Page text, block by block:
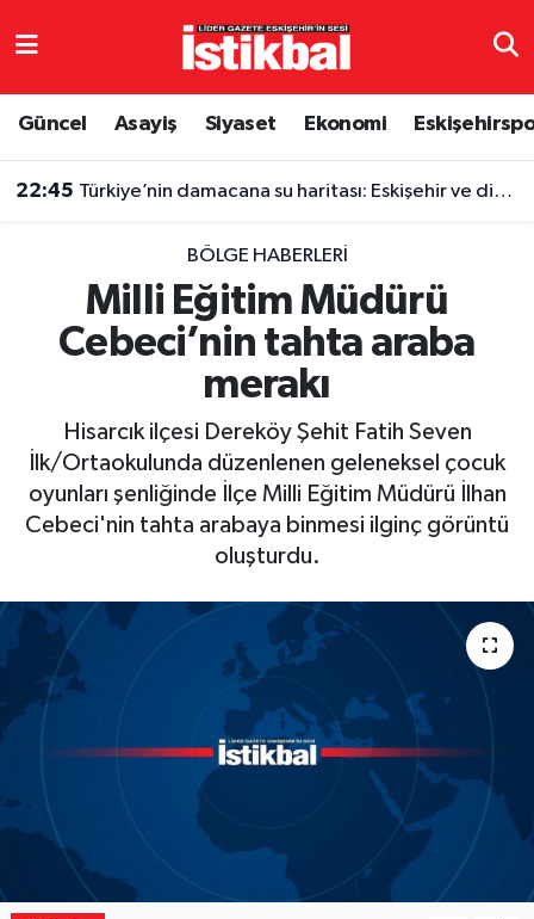
Güncel Asayiş Siyaset Ekonomi
22:45 Türkiye’nin damacana su haritası: Eskişehir ve diğer illerde fiyatlar ne kadar?
BÖLGE HABERLERI
Milli Eğitim Müdürü
Cebeci’nin tahta araba
merakı
Hisarcık ilçesi Dereköy Şehit Fatih Seven
İlk/Ortaokulunda düzenlenen geleneksel çocuk
oyunları şenliğinde İlçe Milli Eğitim Müdürü İlhan
Cebeci'nin tahta arabaya binmesi ilginç görüntü
oluşturdu.
Eskişehirspor
Spor
Ekonomi
Sağlık
Resmi ilanlar
Eskişehir Nöbetçi Eczaneler
TFF 3.Lig 4.Grup Puan Durumu ve Fikstür
Tüm Manşetler
Son Dakika Haberleri
Haber Arşivi